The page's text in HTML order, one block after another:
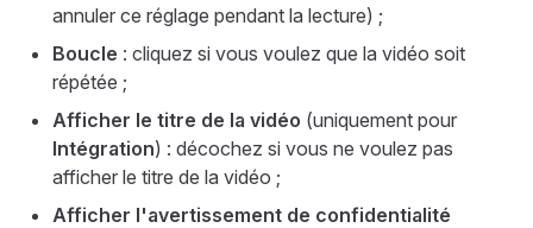
annuler ce réglage pendant la lecture) ;
Boucle : cliquez si vous voulez que la vidéo soit
répétée ;
Afficher le titre de la vidéo (uniquement pour
Intégration) : décochez si vous ne voulez pas
afficher le titre de la vidéo ;
Afficher l'avertissement de confidentialité